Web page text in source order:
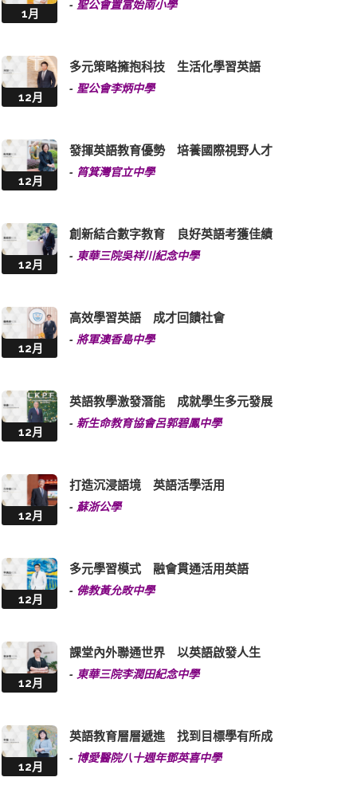
1月
- 聖公會置富始南小學
12月
多元策略擁抱科技 生活化學習英語
- 聖公會李炳中學
12月
發揮英語教育優勢 培養國際視野人才
- 筲箕灣官立中學
12月
創新結合數字教育 良好英語考獲佳績
- 東華三院吳祥川紀念中學
12月
高效學習英語 成才回饋社會
- 將軍澳香島中學
12月
英語教學激發潛能 成就學生多元發展
- 新生命教育協會呂郭碧鳳中學
12月
打造沉浸語境 英語活學活用
- 蘇浙公學
12月
多元學習模式 融會貫通活用英語
- 佛教黃允畋中學
12月
課堂內外聯通世界 以英語啟發人生
- 東華三院李潤田紀念中學
12月
英語教育層層遞進 找到目標學有所成
- 博愛醫院八十週年鄧英喜中學